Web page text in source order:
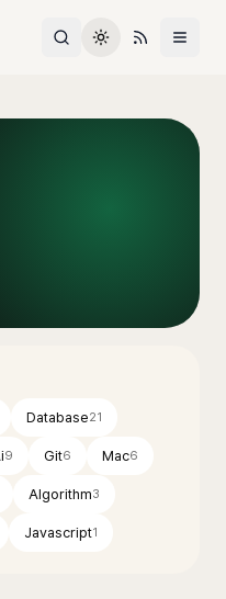
Database21
9 Git6 Mac6
Algorithm3
Javascript1